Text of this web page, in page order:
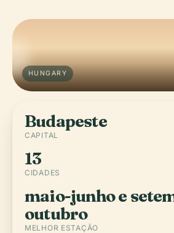
HUNGARY
Budapeste
CAPITAL
13
CIDADES
maio-junho e
outubro
MELHOR ESTAÇÃO